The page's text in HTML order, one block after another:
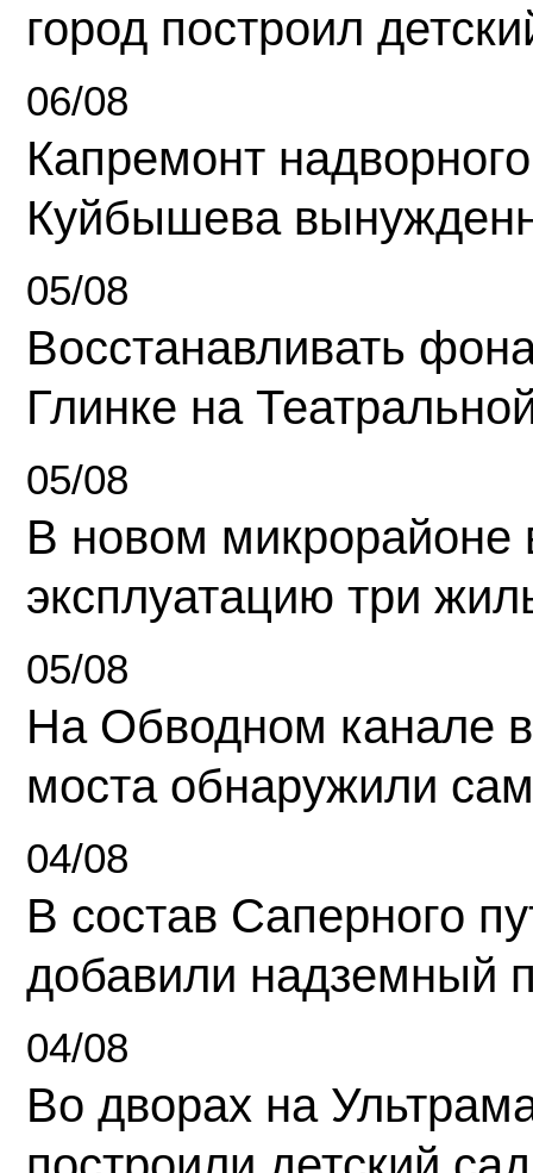
город построил
06/08
Капремонт
Куйбышева
05/08
Восстанавливать
Глинке на
05/08
В новом микрорайоне
эксплуатацию три
05/08
На Обводном канале
моста обнаружили
04/08
В состав Саперного
добавили надземный
04/08
Во дворах на